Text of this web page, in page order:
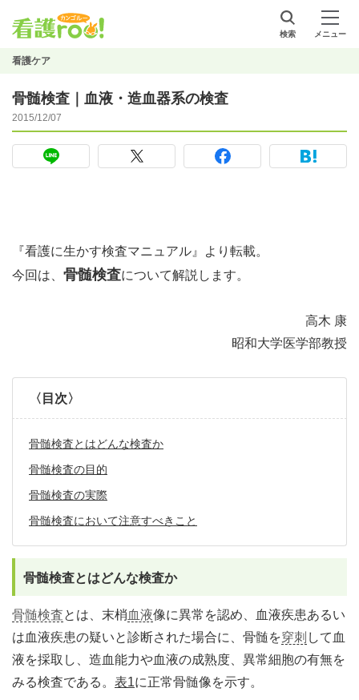
検索 メニュー
看護ケア
骨髄検査｜血液・造血器系の検査
2015/12/07
『看護に生かす検査マニュアル』より転載。
今回は、 骨髄検査について解説します。
高木 康
昭和大学医学部教授
〈目次〉
骨髄検査とはどんな検査か
骨髄検査の目的
骨髄検査の実際
骨髄検査において注意すべきこと
骨髄検査とはどんな検査か
骨髄検査とは、末梢血液像に異常を認め、血液疾患あるい
は血液疾患の疑いと診断された場合に、骨髄を穿刺 して血
液を採取し、造血能力や血液の成熟度、異常細胞の有無を
みる検査である。 表1に正常骨髄像を示す。